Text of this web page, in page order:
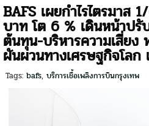
BAFS เผยกำไรไตรมาส
บาท โต 6 % เดินหน้าป
ต้นทุน-บริหารความเสี่ยง
ผันผวนทางเศรษฐกิจโลก
Tags: bafs, บริการเชื้อเพลิงการบินกรุงเทพ